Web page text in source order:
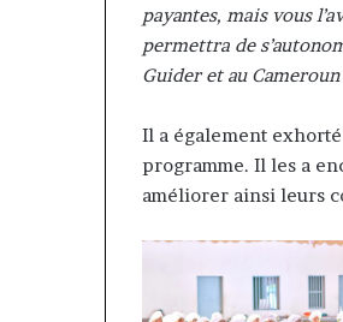
payantes, mais vous
permettra de
Guider et au
Il a également exhorté
programme. Il les a
améliorer ainsi leurs